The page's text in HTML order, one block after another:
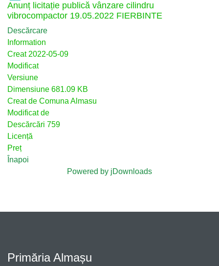
Anunț licitație publică vânzare cilindru
vibrocompactor 19.05.2022 FIERBINTE
Descărcare
Information
Creat 2022-05-09
Modificat
Versiune
Dimensiune 681.09 KB
Creat de Comuna Almasu
Modificat de
Descărcări 759
Licență
Preț
Înapoi
Powered by jDownloads
Primăria Almașu